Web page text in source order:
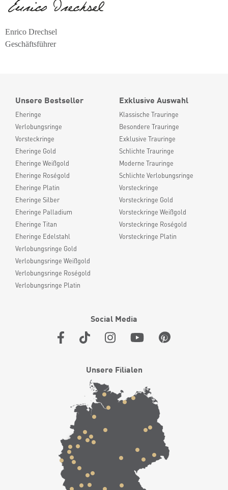
Enrico Drechsel
Geschäftsführer
Unsere Bestseller
Eheringe
Verlobungsringe
Vorsteckringe
Eheringe Gold
Eheringe Weißgold
Eheringe Roségold
Eheringe Platin
Eheringe Silber
Eheringe Palladium
Eheringe Titan
Eheringe Edelstahl
Verlobungsringe Gold
Verlobungsringe Weißgold
Verlobungsringe Roségold
Verlobungsringe Platin
Exklusive Auswahl
Klassische Trauringe
Besondere Trauringe
Exklusive Trauringe
Schlichte Trauringe
Moderne Trauringe
Schlichte Verlobungsringe
Vorsteckringe
Vorsteckringe Gold
Vorsteckringe Weißgold
Vorsteckringe Roségold
Vorsteckringe Platin
Social Media
Unsere Filialen